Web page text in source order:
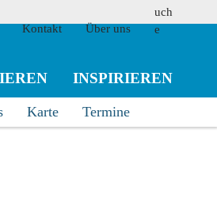
Kontakt Über uns
suchen
Karte Termine
INSPIRIEREN